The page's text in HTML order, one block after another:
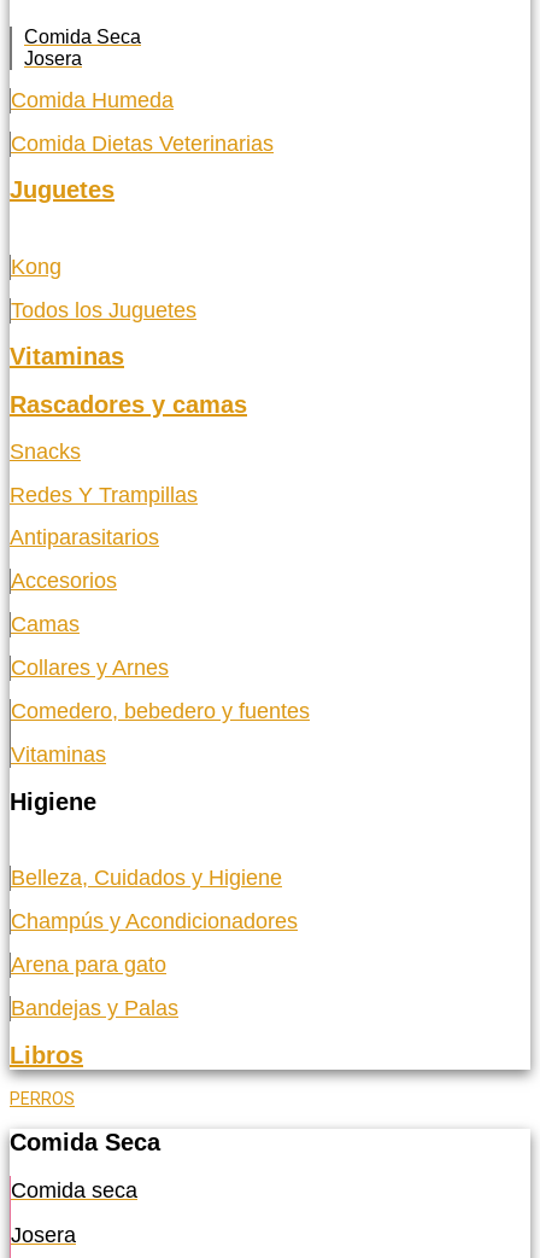
Comida Seca
Josera
Comida Humeda
Comida Dietas Veterinarias
Juguetes
Kong
Todos los Juguetes
Vitaminas
Rascadores y camas
Snacks
Redes Y Trampillas
Antiparasitarios
Accesorios
Camas
Collares y Arnes
Comedero, bebedero y fuentes
Vitaminas
Higiene
Belleza, Cuidados y Higiene
Champús y Acondicionadores
Arena para gato
Bandejas y Palas
Libros
PERROS
Comida Seca
Comida seca
Josera